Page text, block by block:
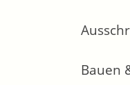
Bauen